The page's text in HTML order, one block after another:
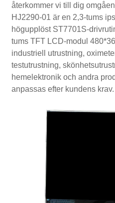
återkommer vi till dig
HJ2290-01 är en 2,3-tums
högupplöst ST7701S-
tums TFT LCD-modul
industriell utrustning,
testutrustning,
hemelektronik och andra
anpassas efter kundens krav.